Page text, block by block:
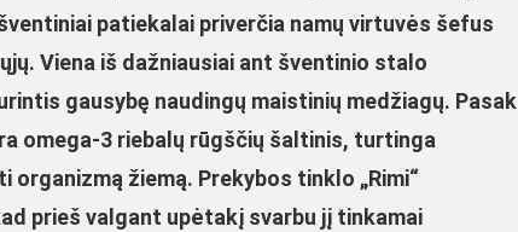
patiekalai priverčia namų virtuvės šefus
Viena iš dažniausiai ant šventinio stalo
gausybę naudingų maistinių medžiagų. Pasak
omega-3 riebalų rūgščių šaltinis, turtinga
žiemą. Prekybos tinklo „Rimi“
prieš valgant upėtakį svarbu jį tinkamai